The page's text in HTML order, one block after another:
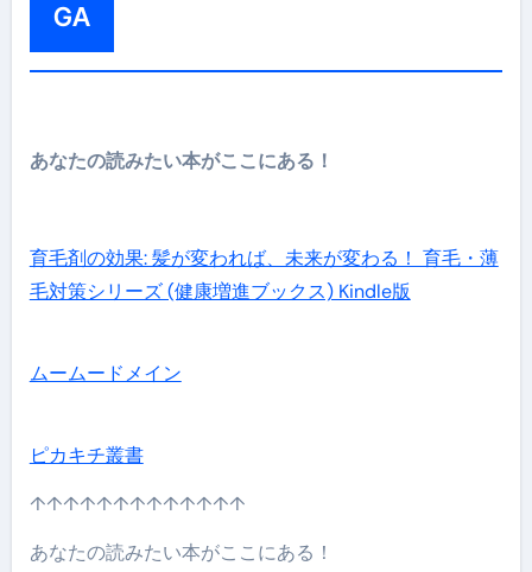
GA
あなたの読みたい本がここにある！
育毛剤の効果: 髪が変われば、未来が変わる！ 育毛・薄
毛対策シリーズ (健康増進ブックス) Kindle版
ムームードメイン
ピカキチ叢書
↑↑↑↑↑↑↑↑↑↑↑↑↑
あなたの読みたい本がここにある！